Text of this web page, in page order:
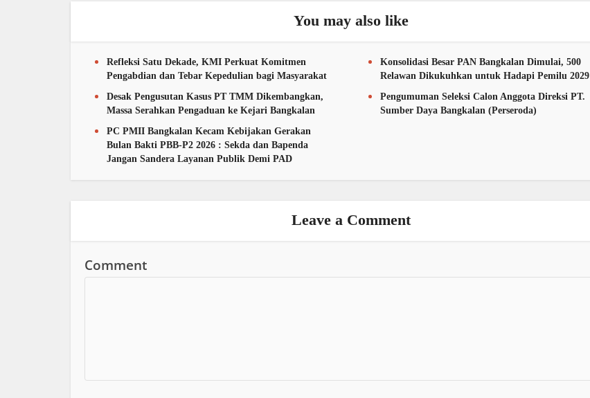
You may also like
Refleksi Satu Dekade, KMI Perkuat Komitmen
Pengabdian dan Tebar Kepedulian bagi Masyarakat
Konsolidasi Besar PAN Bangkalan Dimulai, 500
Relawan Dikukuhkan untuk Hadapi Pemilu 2029
Desak Pengusutan Kasus PT TMM Dikembangkan,
Massa Serahkan Pengaduan ke Kejari Bangkalan
Pengumuman Seleksi Calon Anggota Direksi PT.
Sumber Daya Bangkalan (Perseroda)
PC PMII Bangkalan Kecam Kebijakan Gerakan
Bulan Bakti PBB-P2 2026 : Sekda dan Bapenda
Jangan Sandera Layanan Publik Demi PAD
Leave a Comment
Comment